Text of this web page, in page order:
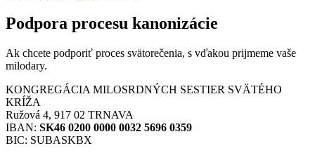
Podpora procesu kanonizácie
Ak chcete podporiť proces svätorečenia, s vďakou prijmeme vaše
milodary.
KONGREGÁCIA MILOSRDNÝCH SESTIER SVÄTÉHO
KRÍŽA
Ružová 4, 917 02 TRNAVA
IBAN: SK46 0200 0000 0032 5696 0359
BIC: SUBASKBX